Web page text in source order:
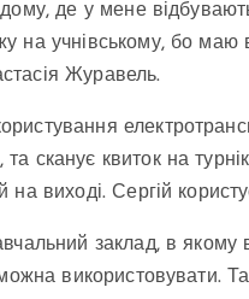
де у мене
на учнівському, бо
Журавель.
сканує квиток на
на виході. Сергій
заклад, в якому
можна використовувати.